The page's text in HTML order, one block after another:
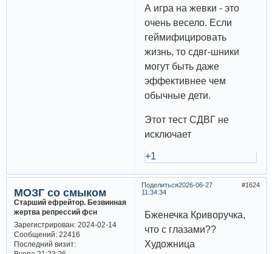
А игра на жевки - это
очень весело. Если
геймифицировать
жизнь, то сдвг-шники
могут быть даже
эффективнее чем
обычные дети.
Этот тест СДВГ не
исключает
+1
Поделиться 1624
2026-06-27
11:34:34
МОЗГ со смыком
Старший ефрейтор. Безвинная
жертва репрессий фсн
Зарегистрирован: 2024-02-14
Сообщений:22416
Последний визит:
Бженечка Криворучка,
что с глазами??
Художница